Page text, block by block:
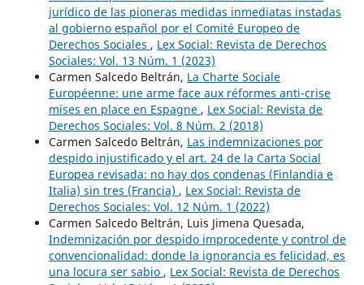
jurídico de las pioneras medidas inmediatas instadas
al gobierno español por el Comité Europeo de
Derechos Sociales , Lex Social: Revista de Derechos
Sociales: Vol. 13 Núm. 1 (2023)
Carmen Salcedo Beltrán, La Charte Sociale
Européenne: une arme face aux réformes anti-crise
mises en place en Espagne , Lex Social: Revista de
Derechos Sociales: Vol. 8 Núm. 2 (2018)
Carmen Salcedo Beltrán, Las indemnizaciones por
despido injustificado y el art. 24 de la Carta Social
Europea revisada: no hay dos condenas (Finlandia e
Italia) sin tres (Francia) , Lex Social: Revista de
Derechos Sociales: Vol. 12 Núm. 1 (2022)
Carmen Salcedo Beltrán, Luis Jimena Quesada,
Indemnización por despido improcedente y control de
convencionalidad: donde la ignorancia es felicidad, es
una locura ser sabio , Lex Social: Revista de Derechos